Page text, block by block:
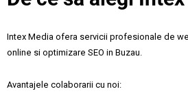
Intex Media ofera servicii profesionale de
online si optimizare SEO in Buzau.
Avantajele colaborarii cu noi: